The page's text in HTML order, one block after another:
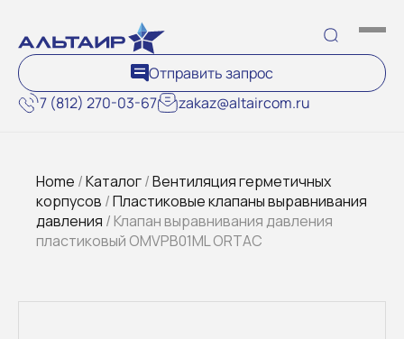
7 (812) 270-03-67 zakaz@altaircom.ru
Отправить запрос
Home /Каталог/Вентиляция герметичных
корпусов /Пластиковые клапаны выравнивания
давления / Клапан выравнивания давления
пластиковый OMVPB01ML ORTAC